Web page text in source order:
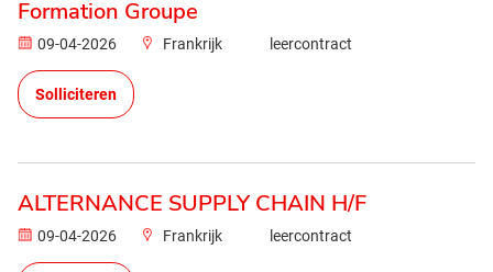
Formation Groupe
09-04-2026 Frankrijk leercontract
Solliciteren
ALTERNANCE SUPPLY CHAIN H/F
09-04-2026 Frankrijk leercontract